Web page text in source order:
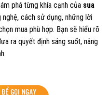
phá từng khía cạnh của sua
cách sử dụng, những lời
mua phù hợp. Bạn sẽ hiểu rõ
ra quyết định sáng suốt, nâng